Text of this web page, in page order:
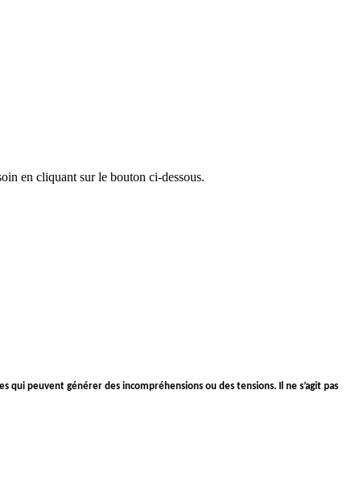
en cliquant sur le bouton ci-dessous.
qui peuvent générer des incompréhensions ou des tensions. Il ne s’agit pas